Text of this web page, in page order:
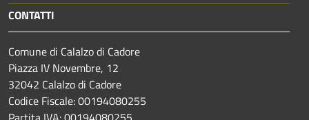
CONTATTI
Comune di Calalzo di Cadore
Piazza IV Novembre, 12
32042 Calalzo di Cadore
Codice Fiscale: 00194080255